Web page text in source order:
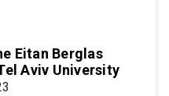
Eitan Berglas
Aviv University